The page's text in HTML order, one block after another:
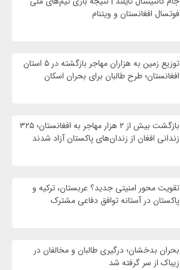
فوتسال افغانستان و ویتنام
توزیع زمین به هزاران مهاجر بازگشته در ۵ استان
افغانستان؛ طرح طالبان برای بحران اسکان
بازگشت بیش از ۲ هزار مهاجر به افغانستان؛ ۳۲۵
زندانی افغان از زندان‌های پاکستان آزاد شدند
تقویت محور امنیتی جدید؟ عربستان، ترکیه و
پاکستان در آستانه توافق دفاعی مشترک
بحران بدخشان؛ درگیری طالبان و مخالفان در
زیباک از سر گرفته شد